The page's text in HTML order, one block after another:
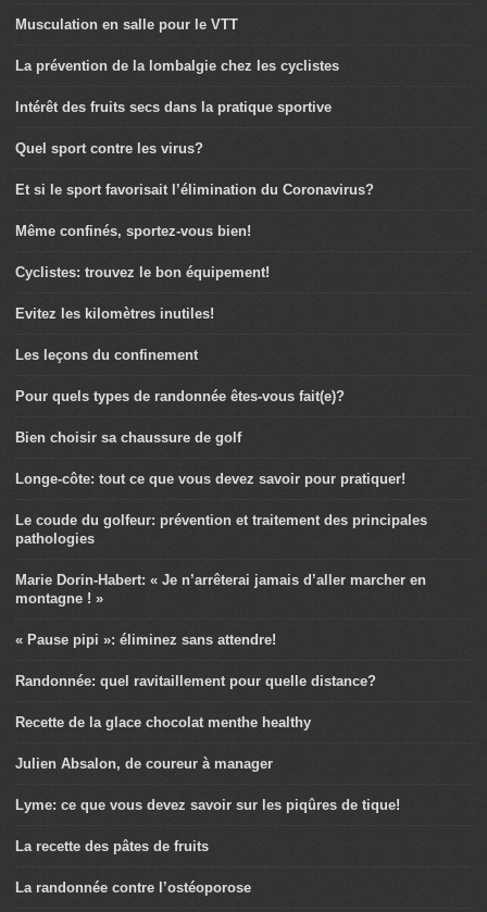
Musculation en salle pour le VTT
La prévention de la lombalgie chez les cyclistes
Intérêt des fruits secs dans la pratique sportive
Quel sport contre les virus?
Et si le sport favorisait l’élimination du Coronavirus?
Même confinés, sportez-vous bien!
Cyclistes: trouvez le bon équipement!
Evitez les kilomètres inutiles!
Les leçons du confinement
Pour quels types de randonnée êtes-vous fait(e)?
Bien choisir sa chaussure de golf
Longe-côte: tout ce que vous devez savoir pour pratiquer!
Le coude du golfeur: prévention et traitement des principales
pathologies
Marie Dorin-Habert: « Je n’arrêterai jamais d’aller marcher en
montagne ! »
« Pause pipi »: éliminez sans attendre!
Randonnée: quel ravitaillement pour quelle distance?
Recette de la glace chocolat menthe healthy
Julien Absalon, de coureur à manager
Lyme: ce que vous devez savoir sur les piqûres de tique!
La recette des pâtes de fruits
La randonnée contre l’ostéoporose